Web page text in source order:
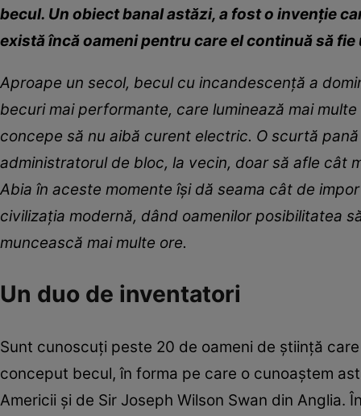
becul. Un obiect banal astăzi, a fost o invenţie
există încă oameni pentru care el continuă să fie
Aproape un secol, becul cu incandescenţă a
becuri mai performante, care luminează mai
concepe să nu aibă curent electric. O scurtă
administratorul de bloc, la vecin, doar să afle cât
Abia în aceste momente îşi dă seama cât de
civilizaţia modernă, dând oamenilor posibilitatea
muncească mai multe ore.
Un duo de inventatori
Sunt cunoscuţi peste 20 de oameni de ştiinţă
conceput becul, în forma pe care o cunoaştem
Americii şi de Sir Joseph Wilson Swan din Anglia.